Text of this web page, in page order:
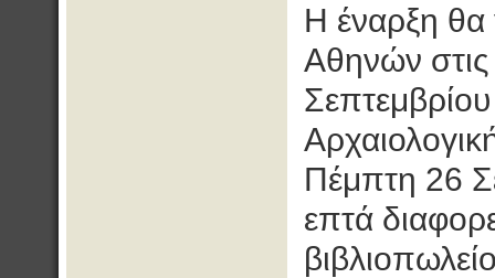
Η έναρξη θα
Αθηνών
Πέμπτη 26
επτά